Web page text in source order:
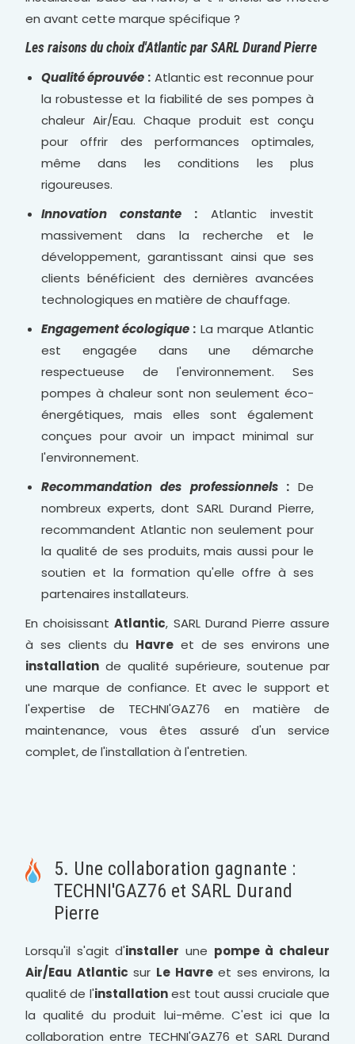
en avant cette marque spécifique ?
Les raisons du choix d'Atlantic par SARL Durand Pierre
Qualité éprouvée :Atlantic est reconnue pour
la robustesse et la fiabilité de ses pompes à
chaleur Air/Eau. Chaque produit est conçu
pour offrir des performances optimales,
même dans les conditions les plus
rigoureuses.
Innovation constante: Atlantic investit
massivement dans la recherche et le
développement, garantissant ainsi que ses
clients bénéficient des dernières avancées
technologiques en matière de chauffage.
Engagement écologique : La marque Atlantic
est engagée dans une démarche
respectueuse de l'environnement. Ses
pompes à chaleur sont non seulement éco-
énergétiques, mais elles sont également
conçues pour avoir un impact minimal sur
l'environnement.
Recommandation des professionnels:De
nombreux experts, dont SARL Durand Pierre,
recommandent Atlantic non seulement pour
la qualité de ses produits, mais aussi pour le
soutien et la formation qu'elle offre à ses
partenaires installateurs.
En choisissantAtlantic, SARL Durand Pierre assure
à ses clients du Havre et de ses environs une
installationde qualité supérieure, soutenue par
une marque de confiance. Et avec le support et
l'expertise de TECHNI'GAZ76 en matière de
maintenance, vous êtes assuré d'un service
complet, de l'installation à l'entretien.
5. Une collaboration gagnante :
TECHNI'GAZ76 et SARL Durand
Pierre
Lorsqu'il s'agit d'installer une pompe à chaleur
Air/Eau Atlantic sur Le Havreet ses environs, la
qualité de l'installationest tout aussi cruciale que
la qualité du produit lui-même. C'est ici que la
collaboration entre TECHNI'GAZ76 et SARL Durand